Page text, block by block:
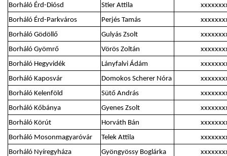
Borháló Érd-Diósd
Stier Attila
Borháló Érd-Parkváros
Perjés Tamás
Borháló Gödöllő
Gulyás Zsolt
Borháló Gyömrő
Vörös Zoltán
Borháló Hegyvidék
Lányfalvi Ádám
Borháló Kaposvár
Domokos Scherer Nóra
Borháló Kelenföld
Sütő András
Borháló Kőbánya
Gyenes Zsolt
Borháló Körút
Horváth Bán
Borháló Mosonmagyaróvár
Telek Attila
Borháló Nyíregyháza
Gyöngyössy Boglárka